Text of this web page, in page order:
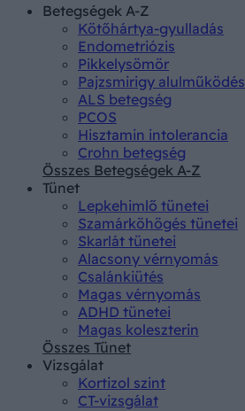
Betegségek A-Z
Kötőhártya-gyulladás
Endometriózis
Pikkelysömör
Pajzsmirigy alulműködés
ALS betegség
PCOS
Hisztamin intolerancia
Crohn betegség
Összes Betegségek A-Z
Tünet
Lepkehimlő tünetei
Szamárköhögés tünetei
Skarlát tünetei
Alacsony vérnyomás
Csalánkiütés
Magas vérnyomás
ADHD tünetei
Magas koleszterin
Összes Tünet
Vizsgálat
Kortizol szint
CT-vizsgálat